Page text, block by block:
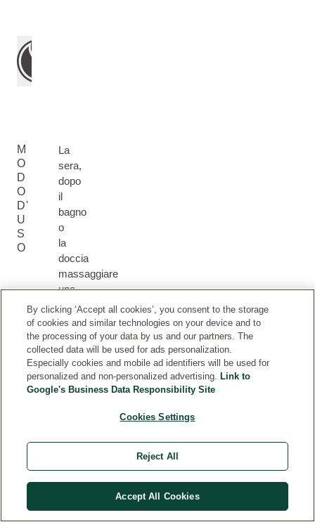
M
O
D
O
D'
U
S
O
La
sera,
dopo
il
bagno
o
la
doccia
massaggiare
una
piccola
quantità
di
Olio
Rilassante
Lavanda
umida.
By clicking ‘Accept all cookies’, you consent to the storage
of cookies and similar technologies on your device and to
the processing of your data by us and our partners. The
collected data will be used for ads personalization.
Especially cookies and mobile ad identifiers will be used for
personalized and non-personalized advertising. Link to
Google's Business Data Responsibility Site
Cookies Settings
Reject All
Accept All Cookies